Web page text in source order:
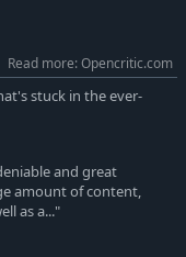
Read more: Opencritic.com
stuck in the ever-
and great
amount of content,
as a..."